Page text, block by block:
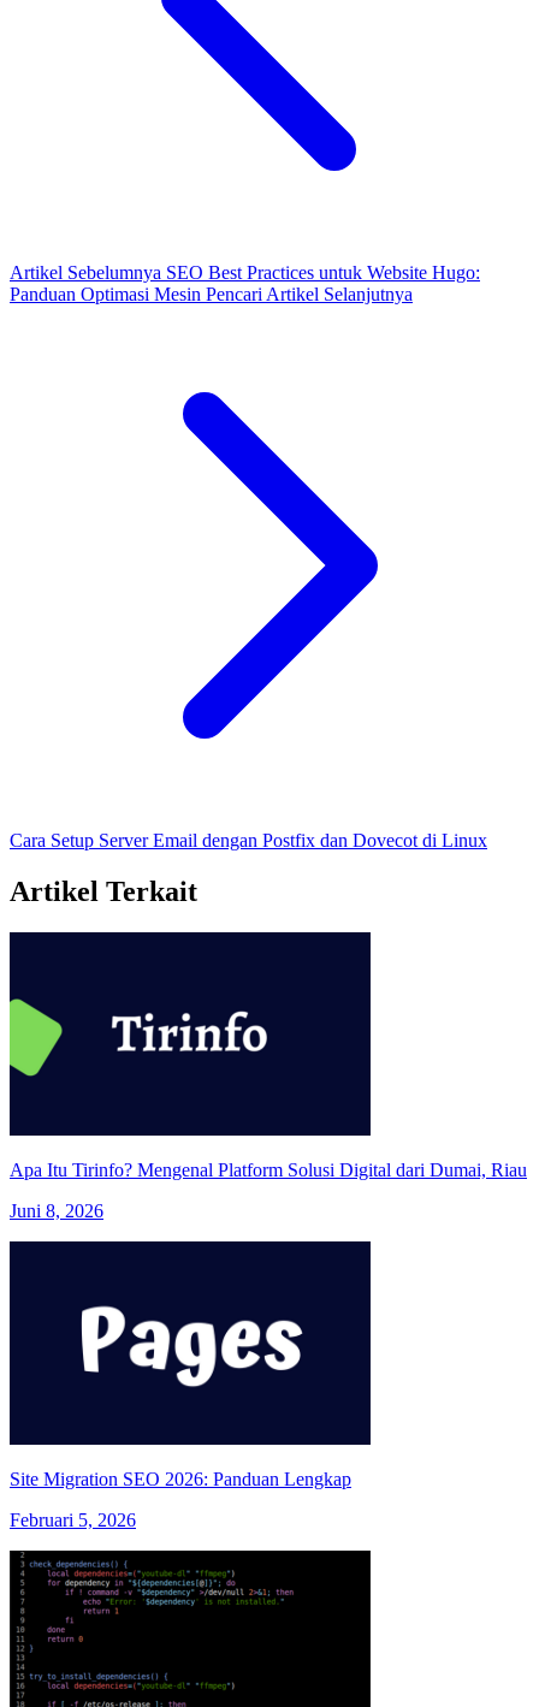
Artikel Sebelumnya SEO Best Practices untuk Website Hugo:
Panduan Optimasi Mesin Pencari Artikel Selanjutnya
Cara Setup Server Email dengan Postfix dan Dovecot di Linux
Artikel Terkait
Apa Itu Tirinfo? Mengenal Platform Solusi Digital dari Dumai, Riau
Juni 8, 2026
Site Migration SEO 2026: Panduan Lengkap
Februari 5, 2026